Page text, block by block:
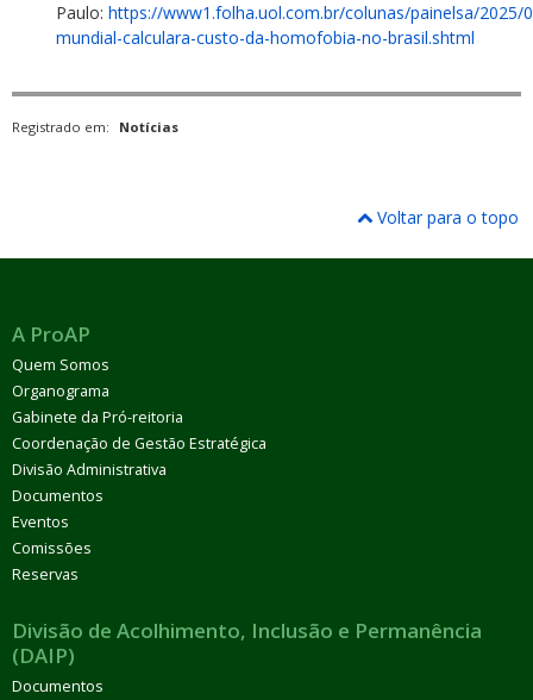
Paulo: https://www1.folha.uol.com.br/colunas/painelsa/2025/
mundial-calculara-custo-da-homofobia-no-brasil.shtml
Registrado em: Notícias
Voltar para o topo
A ProAP
Quem Somos
Organograma
Gabinete da Pró-reitoria
Coordenação de Gestão Estratégica
Divisão Administrativa
Documentos
Eventos
Comissões
Reservas
Divisão de Acolhimento, Inclusão e Permanência
(DAIP)
Documentos